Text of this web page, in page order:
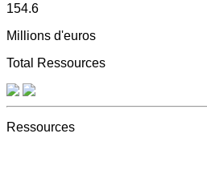
154.6
Millions d'euros
Total Ressources
Ressources